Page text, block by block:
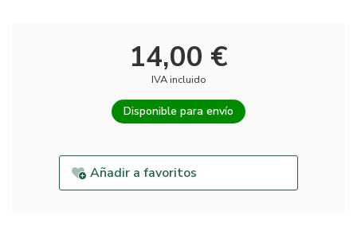
14,00 €
IVA incluido
Disponible para envío
Añadir a favoritos